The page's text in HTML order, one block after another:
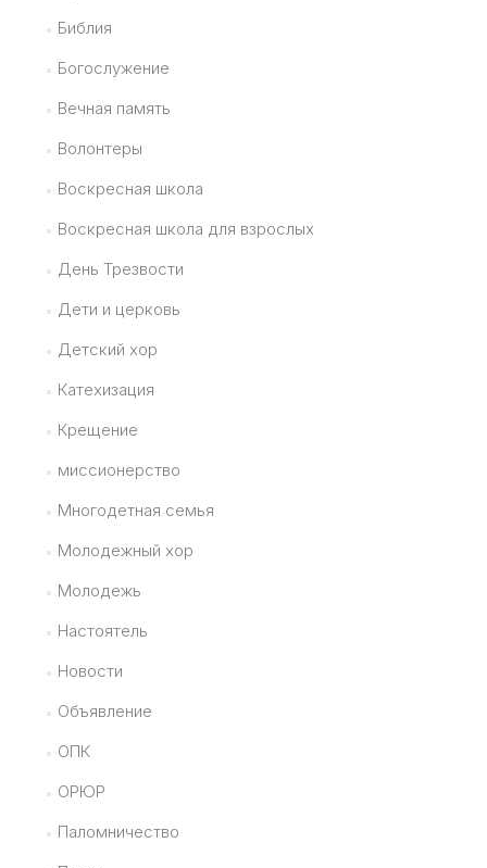
Библия
Богослужение
Вечная память
Волонтеры
Воскресная школа
Воскресная школа для взрослых
День Трезвости
Дети и церковь
Детский хор
Катехизация
Крещение
миссионерство
Многодетная семья
Молодежный хор
Молодежь
Настоятель
Новости
Объявление
ОПК
ОРЮР
Паломничество